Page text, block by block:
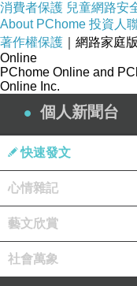
對於常出遊的朋友
也不用花時間找優
2.訂貴退價差
有關於訂房，我
決定哪家以後快
像這次的話上網
(Guan Xiang
消費者保護 兒童網路安
About PChome 投資人
著作權保護 ｜網路家庭
Online
PChome Online and
Online Inc.
個人新聞台
快速發文
心情雜記
藝文欣賞
社會萬象